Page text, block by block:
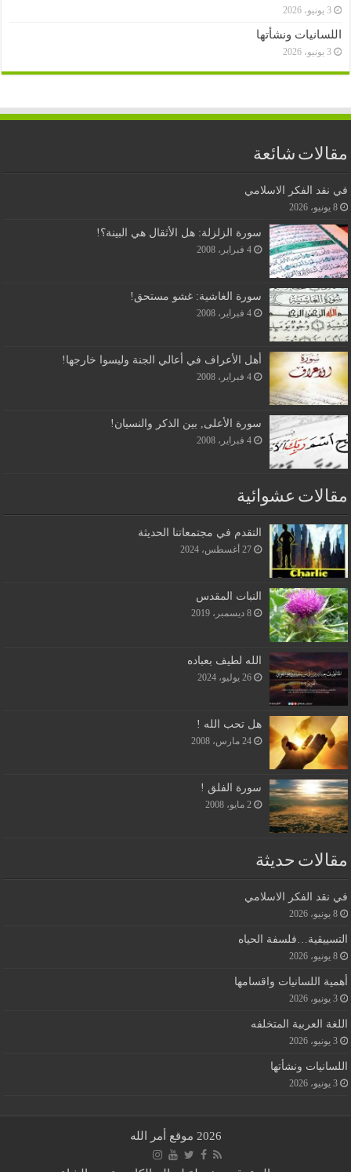
3 يونيو، 2026
اللسانيات ونشأتها
3 يونيو، 2026
مقالات شائعة
في نقد الفكر الاسلامي
8 يونيو، 2026
سورة الزلزلة: هل الأثقال هي البينة؟!
4 فبراير، 2008
سورة الغاشية: غشو مستحق!
4 فبراير، 2008
أهل الأعراف في أعالي الجنة وليسوا خارجها!
4 فبراير، 2008
سورة الأعلى, بين الذكر والنسيان!
4 فبراير، 2008
مقالات عشوائية
التقدم في مجتمعاتنا الحديثة
27 أغسطس، 2024
النبات المقدس
8 ديسمبر، 2019
الله لطيف بعباده
26 يوليو، 2024
هل تحب الله !
24 مارس، 2008
سورة الفلق !
2 مايو، 2008
مقالات حديثة
في نقد الفكر الاسلامي
8 يونيو، 2026
التسييقية…فلسفة الحياه
8 يونيو، 2026
أهمية اللسانيات واقسامها
3 يونيو، 2026
اللغة العربية المتخلفه
3 يونيو، 2026
اللسانيات ونشأتها
3 يونيو، 2026
2026 موقع أمر الله